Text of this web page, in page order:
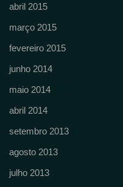
abril 2015
março 2015
fevereiro 2015
junho 2014
maio 2014
abril 2014
setembro 2013
agosto 2013
julho 2013